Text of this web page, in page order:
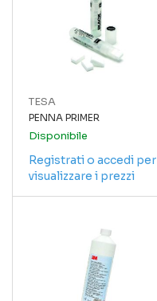
TESA
PENNA PRIMER
Disponibile
Registrati o accedi per
visualizzare i prezzi